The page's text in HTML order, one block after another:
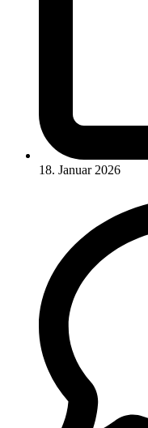
18. Januar 2026